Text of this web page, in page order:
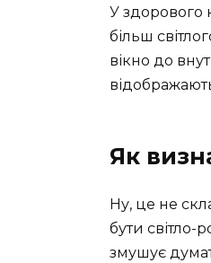
У здорового
більш
вікно до
Як
Ну, це не
бути
змушує